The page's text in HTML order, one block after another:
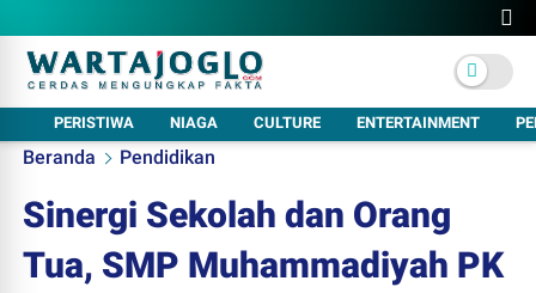
PERISTIWA NIAGA CULTURE ENTERTAINMENT
Beranda Pendidikan
Sinergi Sekolah dan Orang
Tua, SMP Muhammadiyah PK